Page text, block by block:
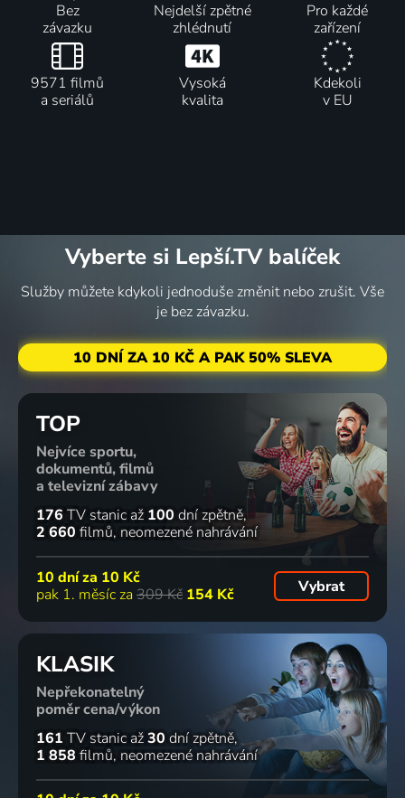
Bez
závazku
Nejdelší zpětné
zhlédnutí
Pro každé
zařízení
9571 filmů
a seriálů
Vysoká
kvalita
Kdekoli
v EU
Vyberte si Lepší.TV balíček
Služby můžete kdykoli jednoduše změnit nebo zrušit. Vše
je bez závazku.
10 DNÍ ZA 10 KČ A PAK 50% SLEVA
TOP
Nejvíce sportu,
dokumentů, filmů
a televizní zábavy
176 TV stanic až 100 dní zpětně
2 660 filmů neomezené nahrávání
10 dní za 10 Kč
pak 1. měsíc za 309 Kč 154 Kč Vybrat
KLASIK
Nepřekonatelný
poměr cena/výkon
161 TV stanic až30 dní zpětně
1 858 filmů neomezené nahrávání